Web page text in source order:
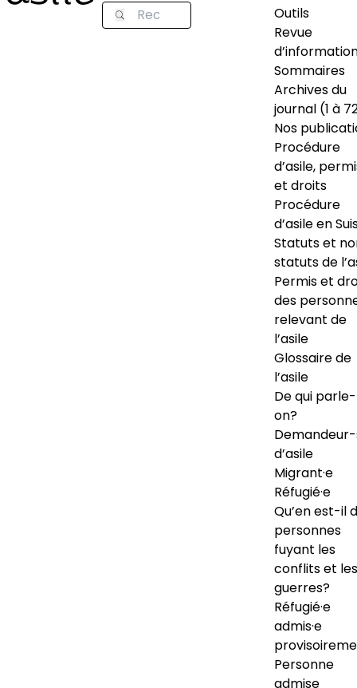
Outils
Revue
Sommaires
Archives du
journal (1 à
Nos
Procédure
d’asile,
et droits
Procédure
d’asile en
Statuts et
statuts de
Permis et
des
relevant de
l’asile
Glossaire de
l’asile
De qui
on?
d’asile
Migrant·e
Réfugié·e
Qu’en est-il
personnes
fuyant les
conflits et les
guerres?
Réfugié·e
admis·e
Personne
admise